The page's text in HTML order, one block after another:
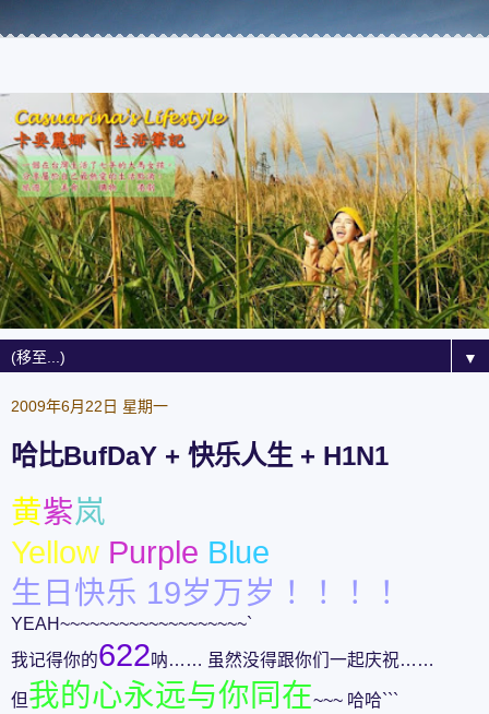
▼
2009年6月22日 星期一
哈比BufDaY + 快乐人生 + H1N1
黄紫岚
Yellow Purple Blue
生日快乐 19岁万岁！！！！
YEAH~~~~~~~~~~~~~~~~~~~`
我记得你的622呐…… 虽然没得跟你们一起庆祝……
但我的心永远与你同在~~~ 哈哈```